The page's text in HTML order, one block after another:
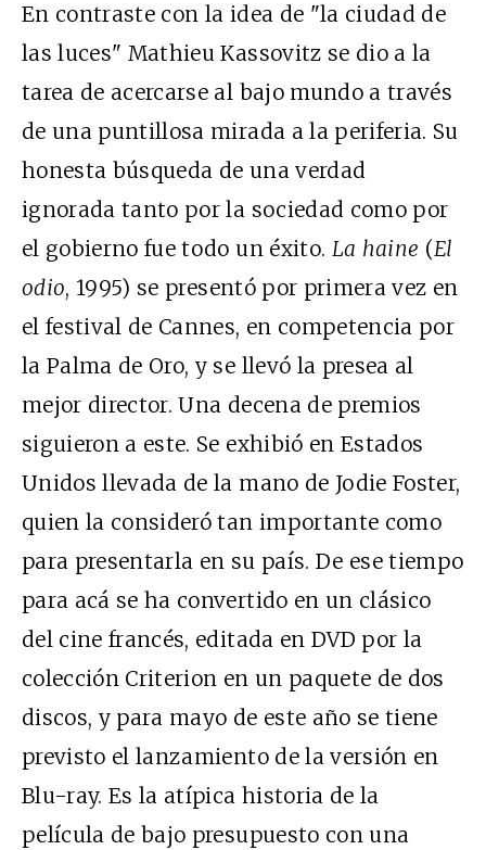
En contraste con la idea de "la ciudad de
las luces" Mathieu Kassovitz se dio a la
tarea de acercarse al bajo mundo a través
de una puntillosa mirada a la periferia. Su
honesta búsqueda de una verdad
ignorada tanto por la sociedad como por
el gobierno fue todo un éxito. La haine (El
odio, 1995) se presentó por primera vez en
el festival de Cannes, en competencia por
la Palma de Oro, y se llevó la presea al
mejor director. Una decena de premios
siguieron a este. Se exhibió en Estados
Unidos llevada de la mano de Jodie Foster,
quien la consideró tan importante como
para presentarla en su país. De ese tiempo
para acá se ha convertido en un clásico
del cine francés, editada en DVD por la
colección Criterion en un paquete de dos
discos, y para mayo de este año se tiene
previsto el lanzamiento de la versión en
Blu-ray. Es la atípica historia de la
película de bajo presupuesto con una